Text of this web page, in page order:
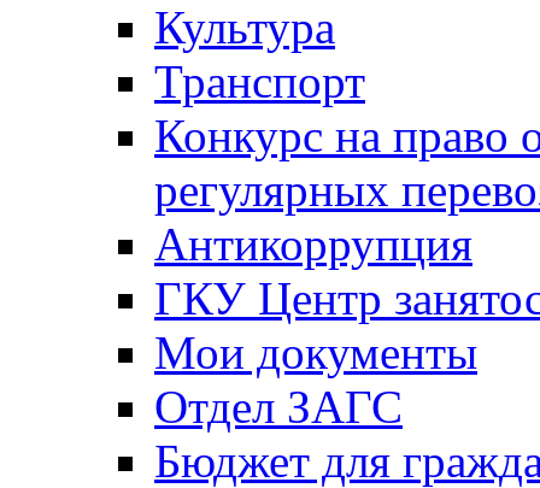
Культура
Транспорт
Конкурс на право
регулярных
Антикоррупция
ГКУ Центр
Мои документы
Отдел ЗАГС
Бюджет для